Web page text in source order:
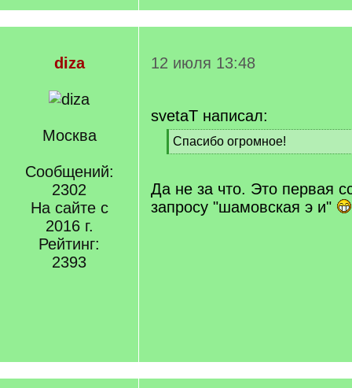
diza
Москва
Сообщений:
2302
На сайте с
2016 г.
Рейтинг:
2393
12 июля 13:48
svetaT написал:
[
q
Спасибо огромное!
[
q
Да не за что. Это первая
запросу "шамовская э и"